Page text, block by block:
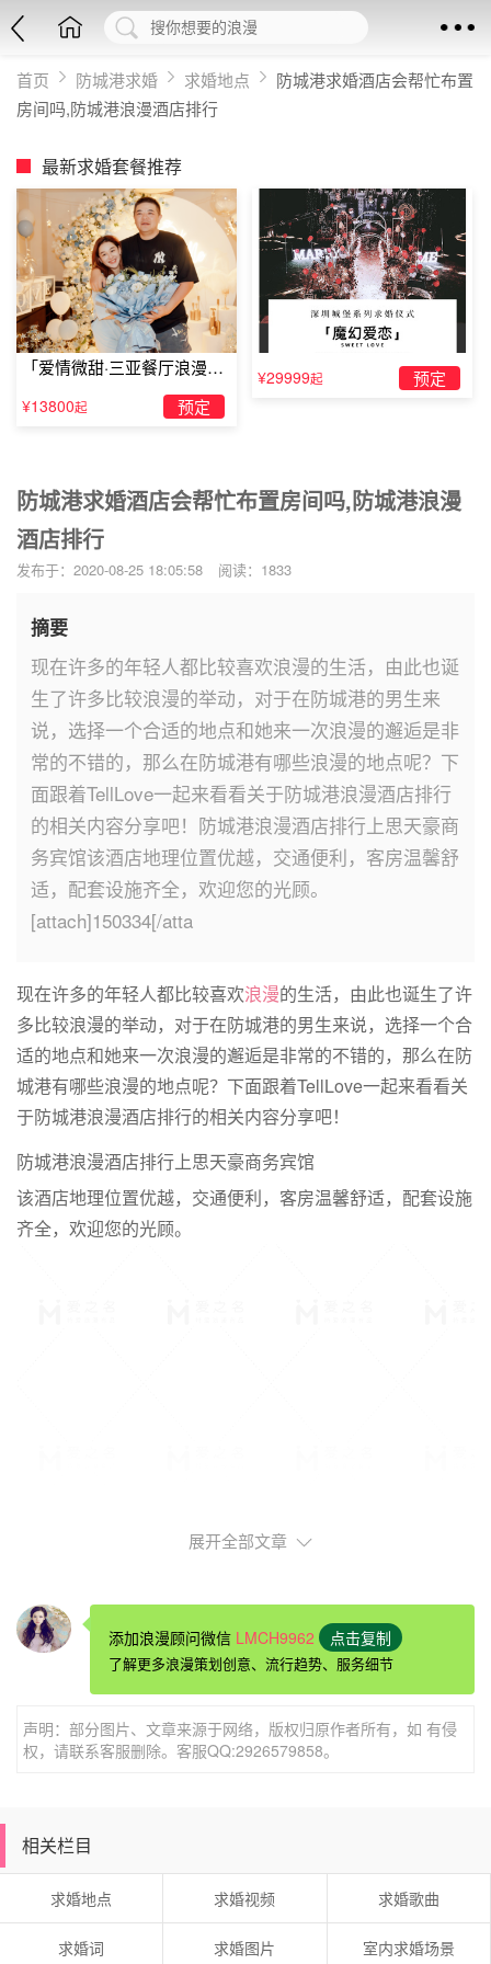
首页 防城港求婚 求婚地点
防城港求婚酒店会帮忙布置
房间吗,防城港浪漫酒店排行
最新求婚套餐推荐
「爱情微甜·三亚餐厅浪漫求
婚」
¥13800起 预定
¥29999起 预定
防城港求婚酒店会帮忙布置房间吗,防城港浪漫
酒店排行
发布于：2020-08-25 18:05:58 阅读：1833
摘要
现在许多的年轻人都比较喜欢浪漫的生活，由此也诞
生了许多比较浪漫的举动，对于在防城港的男生来
说，选择一个合适的地点和她来一次浪漫的邂逅是非
常的不错的，那么在防城港有哪些浪漫的地点呢？下
面跟着TellLove一起来看看关于防城港浪漫酒店排行
的相关内容分享吧！防城港浪漫酒店排行上思天豪商
务宾馆该酒店地理位置优越，交通便利，客房温馨舒
适，配套设施齐全，欢迎您的光顾。
[attach]150334[/atta
现在许多的年轻人都比较喜欢浪漫的生活，由此也诞生了许
多比较浪漫的举动，对于在防城港的男生来说，选择一个合
适的地点和她来一次浪漫的邂逅是非常的不错的，那么在防
城港有哪些浪漫的地点呢？下面跟着TellLove一起来看看关
于防城港浪漫酒店排行的相关内容分享吧！
防城港浪漫酒店排行上思天豪商务宾馆
该酒店地理位置优越，交通便利，客房温馨舒适，配套设施
齐全，欢迎您的光顾。
酒店会帮忙布置房间吗防城港榴莲酥7公寓
带来一段温馨难忘的旅途体验。
展开全部文章
添加浪漫顾问微信 LMCH9962 点击复制
了解更多浪漫策划创意、流行趋势、服务细节
声明：部分图片、文章来源于网络，版权归原作者所有，如 有侵
权，请联系客服删除。客服QQ:2926579858。
相关栏目
求婚地点 求婚视频 求婚歌曲
求婚词 求婚图片 室内求婚场景